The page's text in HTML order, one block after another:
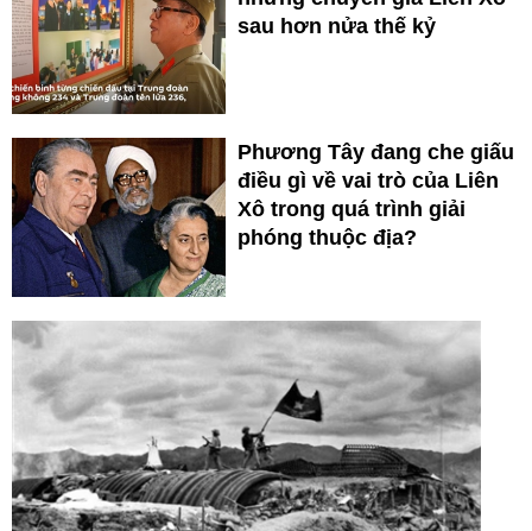
sau hơn nửa thế kỷ
Phương Tây đang che giấu
điều gì về vai trò của Liên
Xô trong quá trình giải
phóng thuộc địa?